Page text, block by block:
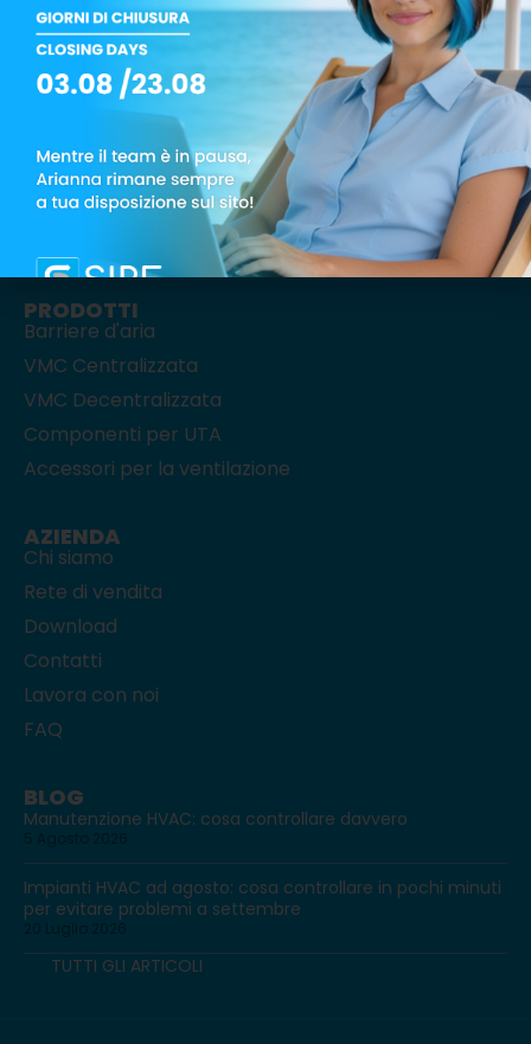
Via Monte Rosa, 1 – 20863 Concorezzo (MB)
Tel.: +39 039 6049008
PRODOTTI
Barriere d'aria
VMC Centralizzata
VMC Decentralizzata
Componenti per UTA
Accessori per la ventilazione
AZIENDA
Chi siamo
Rete di vendita
Download
Contatti
Lavora con noi
FAQ
BLOG
Manutenzione HVAC: cosa controllare davvero
Impianti HVAC ad agosto: cosa controllare in pochi minuti
per evitare problemi a settembre
TUTTI GLI ARTICOLI